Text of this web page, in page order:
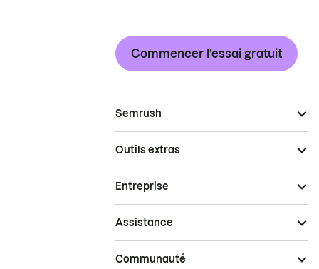
Commencer l’essai gratuit
Semrush
Outils extras
Entreprise
Assistance
Communauté